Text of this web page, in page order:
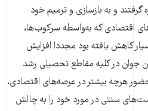
گرفتند و به بازسازی و ترمیم خود
اقتصادی که به‌واسطه‌ سرکوب‌ها،
و پاکسازی‌های دهه‌ ۶۰ بسیار کاهش یافته بود مجددا افزایش
جوان در کلیه مقاطع تحصیلی رشد
هرچه بیشتر در عرصه‌های اقتصادی،
سنتی در مورد خود را به چالش